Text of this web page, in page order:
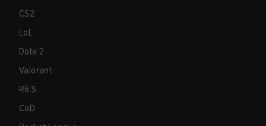
CS2
LoL
Dota 2
Valorant
R6:S
CoD